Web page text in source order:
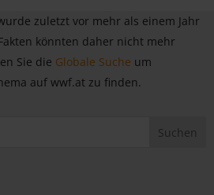
zuletzt vor mehr als einem Jahr
könnten daher nicht mehr
Sie die Globale Suche um
auf wwf.at zu finden.